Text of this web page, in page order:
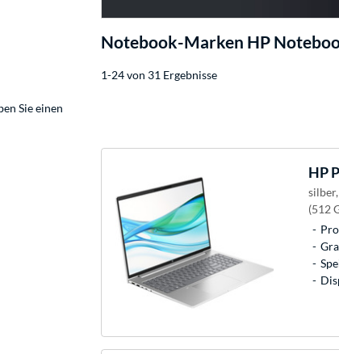
Sie einen
Notebook-Marken HP
1-24 von 31 Ergebnisse
HP
(512